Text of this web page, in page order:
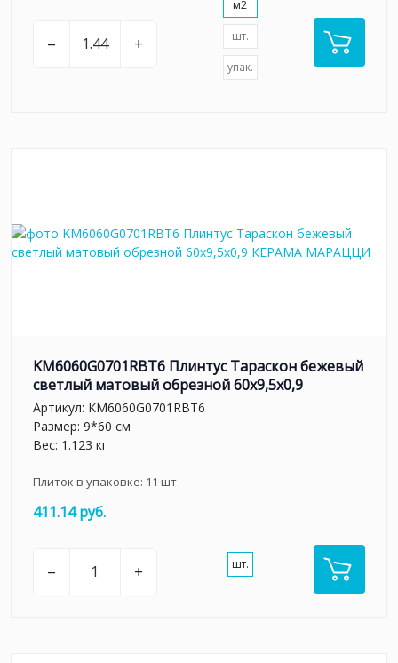
– +
м2
шт.
упак.
KM6060G0701RBT6 Плинтус Тараскон бежевый
светлый матовый обрезной 60x9,5x0,9
Артикул: KM6060G0701RBT6
Размер: 9*60 см
Вес: 1.123 кг
Плиток в упаковке: 11 шт
411.14 руб.
– + шт.